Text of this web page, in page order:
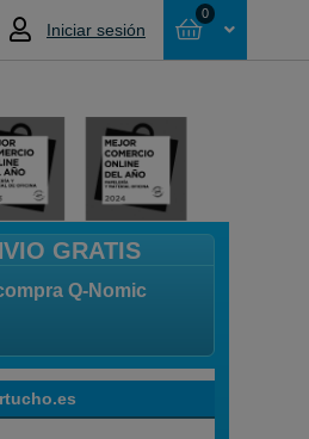
Iniciar sesión
0
NINGÚN
GRATIS
Q-Nomic